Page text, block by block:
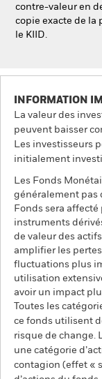
contre-valeur en
copie exacte de
le KIID.
INFORMATION
La valeur des
peuvent baisser
Les investisseurs
initialement
Les Fonds
généralement pas
Fonds sera affecté
instruments
de valeur des
amplifier les
fluctuations plus
utilisation
avoir un impact
Toutes les
ce fonds utilisent
risque de change.
une catégorie
contagion (effet «